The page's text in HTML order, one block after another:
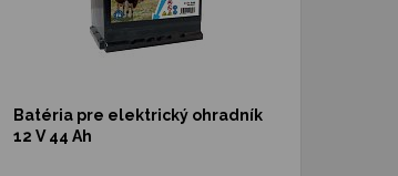
Batéria pre elektrický ohradník
12 V 44 Ah